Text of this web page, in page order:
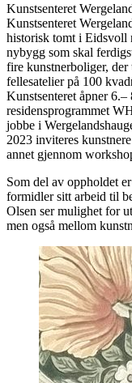
Kunstsenteret
Kunstsenteret
historisk tomt i Eidsvoll
nybygg som skal
fire kunstnerboliger,
fellesatelier på 100
Kunstsenteret åpner 6.–
residensprogrammet
jobbe i
2023 inviteres
annet gjennom
Som del av oppholdet
formidler sitt arbeid til
Olsen ser mulighet for
men også mellom